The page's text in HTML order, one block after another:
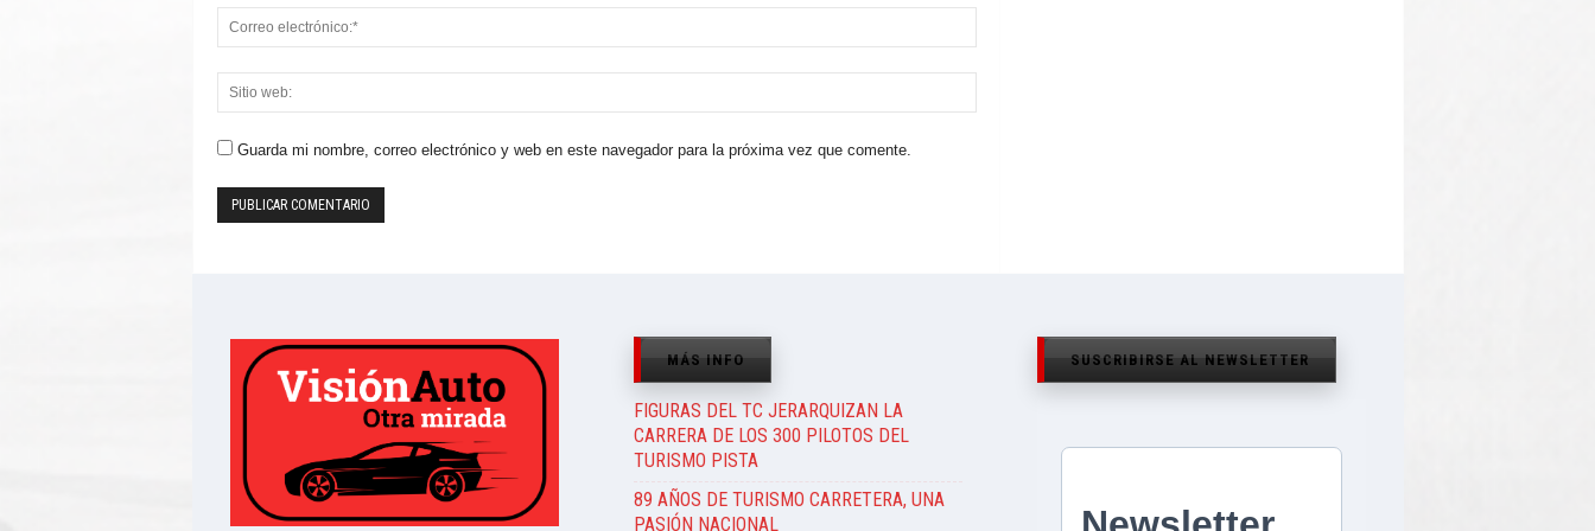
Guarda mi nombre, correo electrónico y web en este navegador para la próxima vez que comente.
MÁS INFO
FIGURAS DEL TC JERARQUIZAN LA
CARRERA DE LOS 300 PILOTOS DEL
TURISMO PISTA
89 AÑOS DE TURISMO CARRETERA, UNA
PASIÓN NACIONAL
SUSCRIBIRSE AL NEWSLETTER